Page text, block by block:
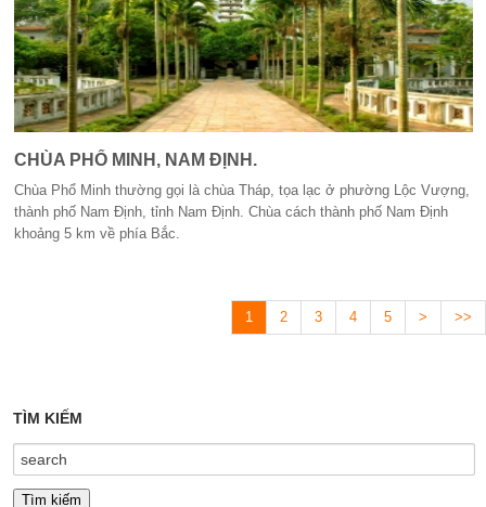
CHÙA PHỔ MINH, NAM ĐỊNH.
Chùa Phổ Minh thường gọi là chùa Tháp, tọa lạc ở phường Lộc Vượng,
thành phố Nam Định, tỉnh Nam Định. Chùa cách thành phố Nam Định
khoảng 5 km về phía Bắc.
1 2 3 4 5 > >>
TÌM KIẾM